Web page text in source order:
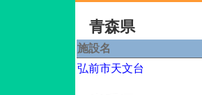
青森県
施設名
弘前市天文台